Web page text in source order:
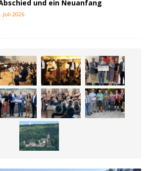
und ein Neuanfang
Juli 2026